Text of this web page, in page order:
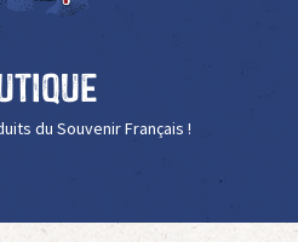
du Souvenir Français !